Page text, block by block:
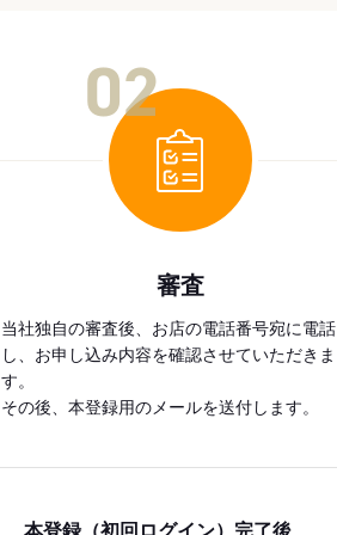
審査
当社独自の審査後、お店の電話番号宛に電話
し、お申し込み内容を確認させていただきま
す。
その後、本登録用のメールを送付します。